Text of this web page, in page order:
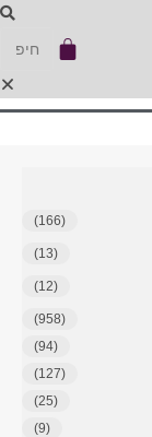
(166)
(13)
(12)
(958)
(94)
(127)
(25)
(9)